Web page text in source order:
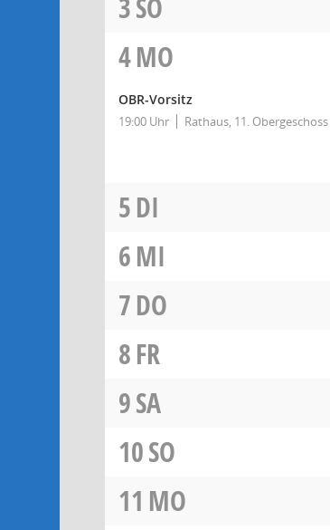
3SO
4MO
OBR-Vorsitz
19:00 Uhr Rathaus, 11. Obergeschoss
5DI
6MI
7DO
8FR
9SA
10SO
11 MO